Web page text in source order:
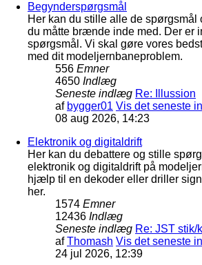
Begynderspørgsmål
Her kan du stille alle de spørgsmål
du måtte brænde inde med. Der er
spørgsmål. Vi skal gøre vores
med dit modeljernbaneproblem.
556 Emner
4650 Indlæg
Seneste indlæg Re: Illussion
af bygger01 Vis det seneste
08 aug 2026, 14:23
Elektronik og digitaldrift
Her kan du debattere og stille
elektronik og digitaldrift på
hjælp til en dekoder eller driller
her.
1574 Emner
12436 Indlæg
Seneste indlæg Re: JST stik/
afThomash Vis det seneste
24 jul 2026, 12:39